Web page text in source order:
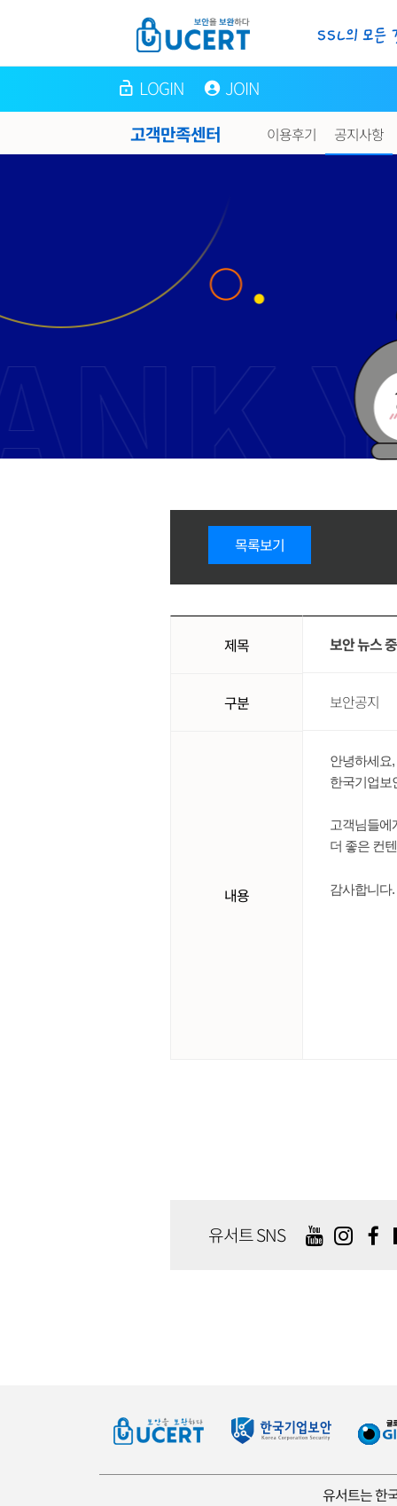
LOGIN
JOIN
고객만족센터
이용후기 공지사항
목록보기
제목 보안 뉴스
구분 보안공지
내용
안녕하세요,
한국기업보
고객님들에
더 좋은 컨
감사합니다.
유서트 SNS
유서트는 한